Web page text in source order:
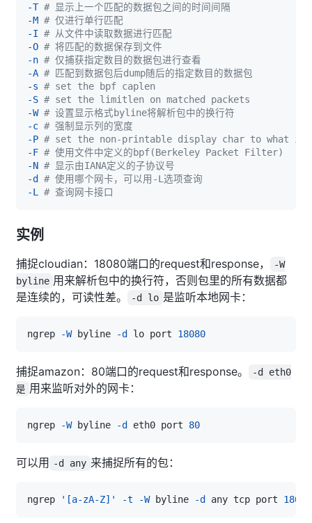
-T # 显示上一个匹配的数据包之间的时间间隔
-M # 仅进行单行匹配
-I # 从文件中读取数据进行匹配
-O # 将匹配的数据保存到文件
-n # 仅捕获指定数目的数据包进行查看
-A # 匹配到数据包后dump随后的指定数目的数据包
-s # set the bpf caplen
-S # set the limitlen on matched packets
-W # 设置显示格式byline将解析包中的换行符
-c # 强制显示列的宽度
-P # set the non-printable display char to what is
-F # 使用文件中定义的bpf(Berkeley Packet Filter)
-N # 显示由IANA定义的子协议号
-d
# 使用哪个网卡，可以用-L选项查询
-L
# 查询网卡接口
实例
捕捉cloudian：18080端口的request和response，
-W
byline 用来解析包中的换行符，否则包里的所有数据都
是连续的，可读性差。
-d lo 是监听本地网卡：
ngrep -W byline -d lo port 18080
捕捉amazon：80端口的request和response。
-d eth0
是 用来监听对外的网卡：
ngrep -W byline -d eth0 port 80
可以用 -d any 来捕捉所有的包：
ngrep '[a-zA-Z]' -t -W byline -d any tcp port 18080